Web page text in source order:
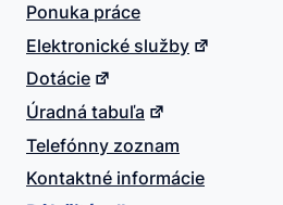
Ponuka práce
Elektronické služby
Dotácie
Úradná tabuľa
Telefónny zoznam
Kontaktné informácie